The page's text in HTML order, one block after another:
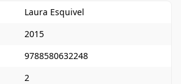
Laura Esquivel
2015
9788580632248
2